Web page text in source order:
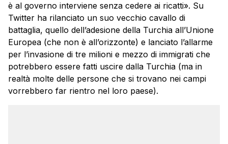
è al governo interviene senza cedere ai ricatti». Su
Twitter ha rilanciato un suo vecchio cavallo di
battaglia, quello dell’adesione della Turchia all’Unione
Europea (che non è all’orizzonte) e lanciato l’allarme
per l’invasione di tre milioni e mezzo di immigrati che
potrebbero essere fatti uscire dalla Turchia (ma in
realtà molte delle persone che si trovano nei campi
vorrebbero far rientro nel loro paese).